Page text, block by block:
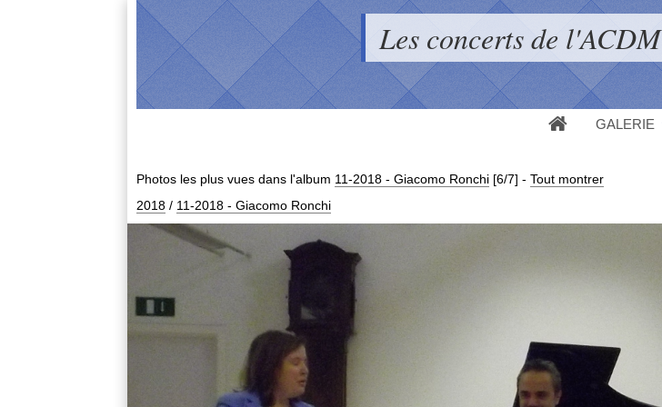
Les concerts de l'ACDM
GALERIE
Photos les plus vues dans l'album 11-2018 - Giacomo Ronchi [6/7] - Tout montrer
2018 / 11-2018 - Giacomo Ronchi